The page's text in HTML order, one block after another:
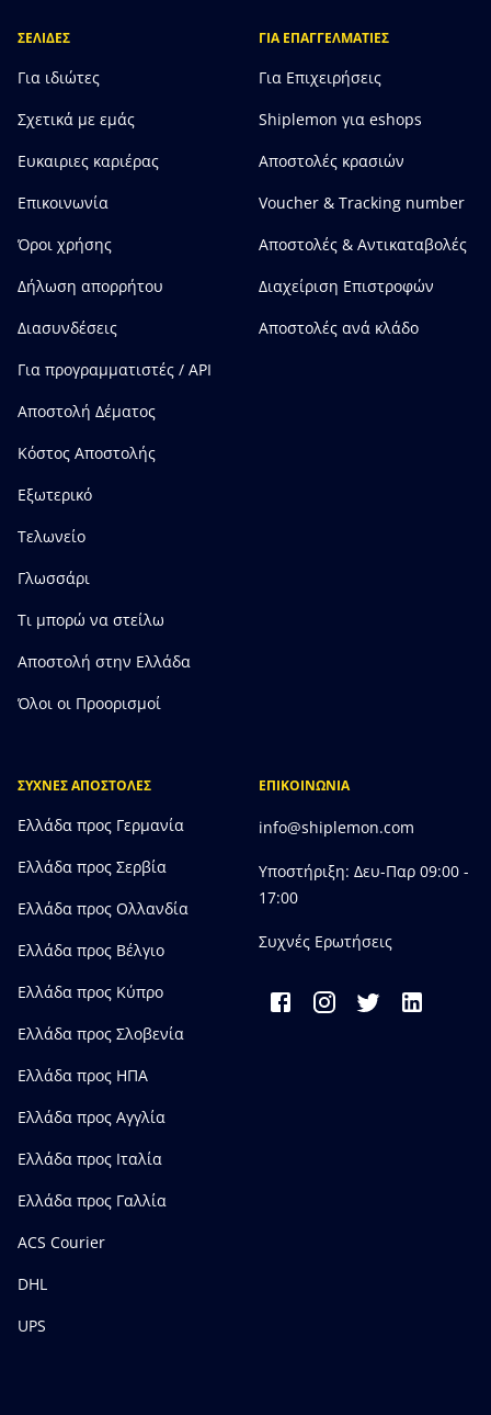
ΣΕΛΙΔΕΣ
Για ιδιώτες
Σχετικά με εμάς
Ευκαιριες καριέρας
Επικοινωνία
Όροι χρήσης
Δήλωση απορρήτου
Διασυνδέσεις
Για προγραμματιστές / API
Αποστολή Δέματος
Κόστος Αποστολής
Εξωτερικό
Τελωνείο
Γλωσσάρι
Τι μπορώ να στείλω
Αποστολή στην Ελλάδα
Όλοι οι Προορισμοί
ΓΙΑ ΕΠΑΓΓΕΛΜΑΤΙΕΣ
Για Επιχειρήσεις
Shiplemon για eshops
Αποστολές κρασιών
Voucher & Tracking number
Αποστολές & Αντικαταβολές
Διαχείριση Επιστροφών
Αποστολές ανά κλάδο
ΣΥΧΝΕΣ ΑΠΟΣΤΟΛΕΣ
Ελλάδα προς Γερμανία
Ελλάδα προς Σερβία
Ελλάδα προς Ολλανδία
Ελλάδα προς Bέλγιο
Ελλάδα προς Κύπρο
Ελλάδα προς Σλοβενία
Ελλάδα προς ΗΠΑ
Ελλάδα προς Αγγλία
Ελλάδα προς Ιταλία
Ελλάδα προς Γαλλία
ACS Courier
DHL
UPS
ΕΠΙΚΟΙΝΩΝΙΑ
info@shiplemon.com
Υποστήριξη: Δευ-Παρ 09:00 -
17:00
Συχνές Ερωτήσεις